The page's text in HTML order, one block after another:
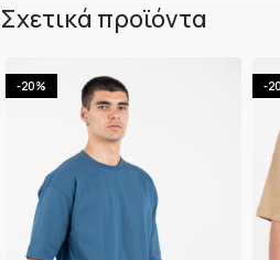
Σχετικά προϊόντα
-20% -